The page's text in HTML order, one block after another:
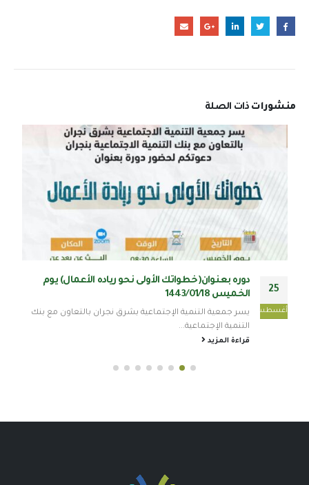
منشورات ذات الصلة
25
أغسطس
دوره بعنوان(خطواتك الأولى نحو رياده الأعمال) يوم
الخميس 1443/01/18
يسر جمعية التنمية الإجتماعية بشرق نجران بالتعاون مع بنك
التنمية الإجتماعية...
قراءة المزيد